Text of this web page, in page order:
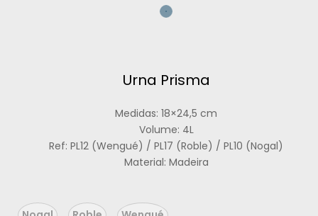
Urna Prisma
Medidas: 18×24,5 cm
Volume: 4L
Ref: PL12 (Wengué) / PL17 (Roble) / PL10 (Nogal)
Material: Madeira